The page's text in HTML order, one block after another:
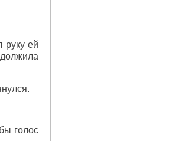
руку ей
голос